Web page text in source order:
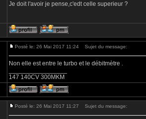
Je doit l'avoir je pense,c'edt celle superieur ?
Posté le: 26 Mai 2017 11:24 Sujet du message:
Non elle est entre le turbo et le débitmètre .
147 140CV 300MKM
Posté le: 26 Mai 2017 11:27 Sujet du message: